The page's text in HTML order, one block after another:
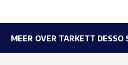
MEER OVER TARKETT DESSO